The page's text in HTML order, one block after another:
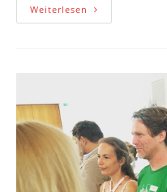
Weiterlesen Appcamps
Und